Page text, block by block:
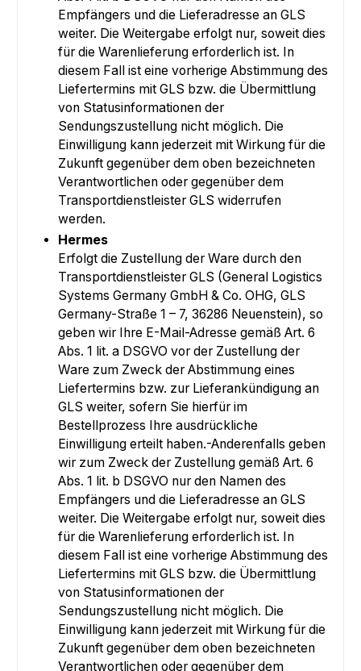
Empfängers und die Lieferadresse an GLS
weiter. Die Weitergabe erfolgt nur, soweit dies
für die Warenlieferung erforderlich ist. In
diesem Fall ist eine vorherige Abstimmung des
Liefertermins mit GLS bzw. die Übermittlung
von Statusinformationen der
Sendungszustellung nicht möglich. Die
Einwilligung kann jederzeit mit Wirkung für die
Zukunft gegenüber dem oben bezeichneten
Verantwortlichen oder gegenüber dem
Transportdienstleister GLS widerrufen
werden.
Hermes
Erfolgt die Zustellung der Ware durch den
Transportdienstleister GLS (General Logistics
Systems Germany GmbH & Co. OHG, GLS
Germany-Straße 1 – 7, 36286 Neuenstein), so
geben wir Ihre E-Mail-Adresse gemäß Art. 6
Abs. 1 lit. a DSGVO vor der Zustellung der
Ware zum Zweck der Abstimmung eines
Liefertermins bzw. zur Lieferankündigung an
GLS weiter, sofern Sie hierfür im
Bestellprozess Ihre ausdrückliche
Einwilligung erteilt haben.-Anderenfalls geben
wir zum Zweck der Zustellung gemäß Art. 6
Abs. 1 lit. b DSGVO nur den Namen des
Empfängers und die Lieferadresse an GLS
weiter. Die Weitergabe erfolgt nur, soweit dies
für die Warenlieferung erforderlich ist. In
diesem Fall ist eine vorherige Abstimmung des
Liefertermins mit GLS bzw. die Übermittlung
von Statusinformationen der
Sendungszustellung nicht möglich. Die
Einwilligung kann jederzeit mit Wirkung für die
Zukunft gegenüber dem oben bezeichneten
Verantwortlichen oder gegenüber dem